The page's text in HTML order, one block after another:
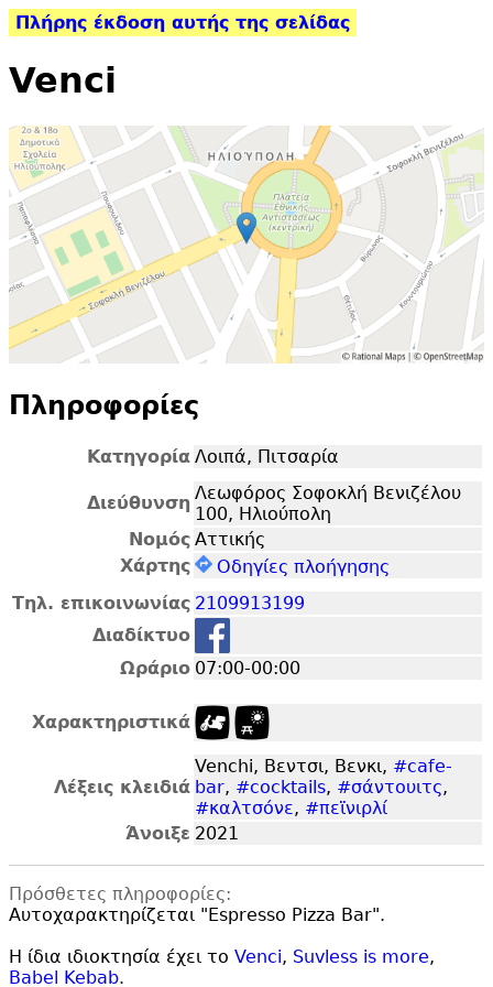
Πλήρης έκδοση αυτής της σελίδας
Venci
Πληροφορίες
Κατηγορία Λοιπά, Πιτσαρία
Διεύθυνση Λεωφόρος Σοφοκλή Βενιζέλου
100, Ηλιούπολη
Νομός Αττικής
Χάρτης
Οδηγίες πλοήγησης
Τηλ. επικοινωνίας 2109913199
Διαδίκτυο
Ωράριο 07:00-00:00
Χαρακτηριστικά
Λέξεις κλειδιά
Venchi, Βεντσι, Βενκι, #cafe-
bar, #cocktails, #σάντουιτς,
#καλτσόνε, #πεϊνιρλί
Άνοιξε 2021
Πρόσθετες πληροφορίες:
Αυτοχαρακτηρίζεται "Espresso Pizza Bar".
Η ίδια ιδιοκτησία έχει το Venci, Suvless is more,
Babel Kebab.